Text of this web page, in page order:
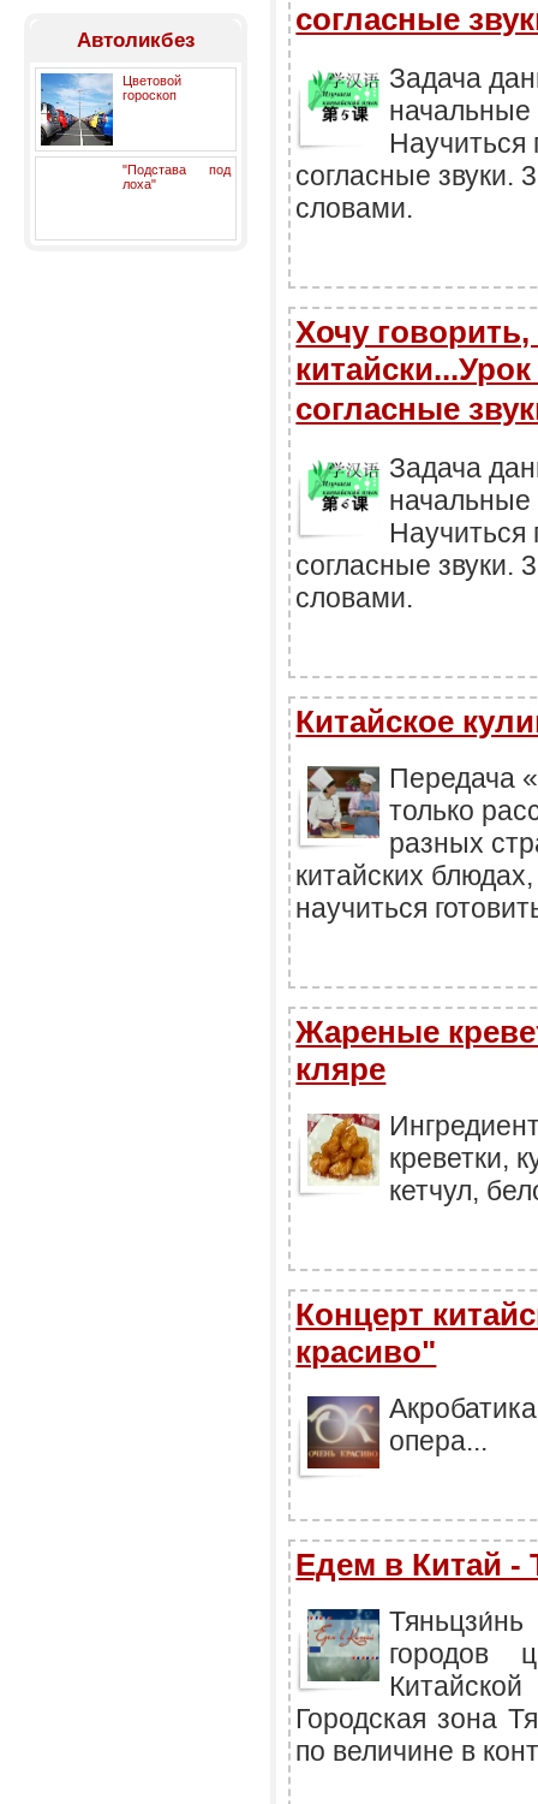
Автоликбез
Цветовой
гороскоп
"Подстава под
лоха"
согласные
Задача
начальные
Научиться
согласные звуки.
словами.
Хочу
согласные
Задача
начальные
Научиться
согласные звуки.
словами.
Китайское
Передача
только
разных
китайских
научиться
Жареные
кляре
креветки,
кетчул,
Концерт
красиво"
опера...
Едем в Китай -
городов
Городская зона
по величине в